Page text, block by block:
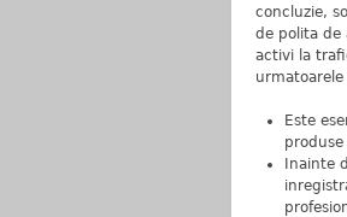
concluzie,
de polita de
activi la
Este
Inainte